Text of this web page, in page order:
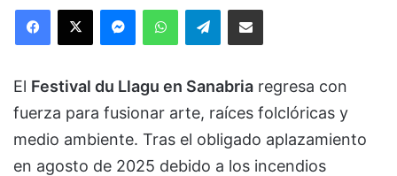
Facebook
X MessengerWhatsAppTelegramCompartir via Email
El Festival du Llagu en Sanabria regresa con
fuerza para fusionar arte, raíces folclóricas y
medio ambiente. Tras el obligado aplazamiento
en agosto de 2025 debido a los incendios